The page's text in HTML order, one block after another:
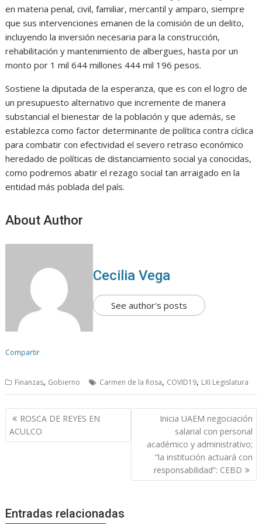
en materia penal, civil, familiar, mercantil y amparo, siempre
que sus intervenciones emanen de la comisión de un delito,
incluyendo la inversión necesaria para la construcción,
rehabilitación y mantenimiento de albergues, hasta por un
monto por 1 mil 644 millones 444 mil 196 pesos.
Sostiene la diputada de la esperanza, que es con el logro de
un presupuesto alternativo que incremente de manera
substancial el bienestar de la población y que además, se
establezca como factor determinante de política contra cíclica
para combatir con efectividad el severo retraso económico
heredado de políticas de distanciamiento social ya conocidas,
como podremos abatir el rezago social tan arraigado en la
entidad más poblada del país.
About Author
Cecilia Vega
See author's posts
Compartir
Finanzas, Gobierno Carmen de la Rosa, COVID19, LXI Legislatura
N
a
v
c
ROSCA DE REYES EN
ACULCO
Inicia UAEM negociación
salarial con personal
académico y administrativo;
“la institución actuará con
responsabilidad”: CEBD
Entradas relacionadas